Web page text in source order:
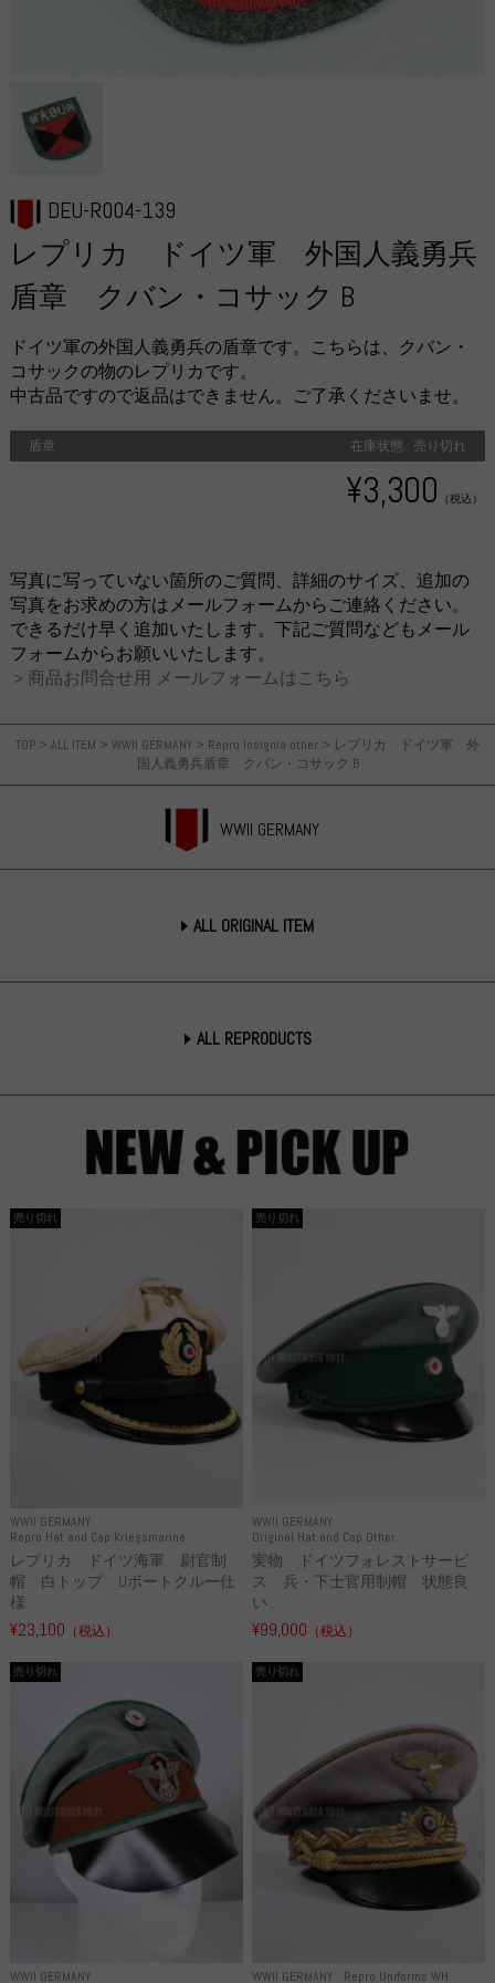
TOP > ALL ITEM > WWII GERMANY > Repro Insignia other > レプリカ ドイツ軍 外
国人義勇兵盾章 クバン・コサック B
WWII GERMANY
ALL ORIGINAL ITEM
ALL REPRODUCTS
DEU-R004-139
レプリカ ドイツ軍 外国人義勇兵
盾章 クバン・コサック B
ドイツ軍の外国人義勇兵の盾章です。こちらは、クバン・
コサックの物のレプリカです。
中古品ですので返品はできません。ご了承くださいませ。
盾章 在庫状態 : 売り切れ
¥3,300 （税込）
写真に写っていない箇所のご質問、詳細のサイズ、追加の
写真をお求めの方はメールフォームからご連絡ください。
できるだけ早く追加いたします。下記ご質問などもメール
フォームからお願いいたします。
＞商品お問合せ用 メールフォームはこちら
WWII GERMANY
Repro Hat and Cap Kriegsmarine
売り切れ
レプリカ ドイツ海軍 尉官制
帽 白トップ Uボートクルー仕
様
¥23,100 （税込）
WWII GERMANY
Original Hat and Cap Other
売り切れ
実物 ドイツフォレストサービ
ス 兵・下士官用制帽 状態良
い...
¥99,000 （税込）
WWII GERMANY
売り切れ
WWII GERMANY Repro Uniforms WH
売り切れ